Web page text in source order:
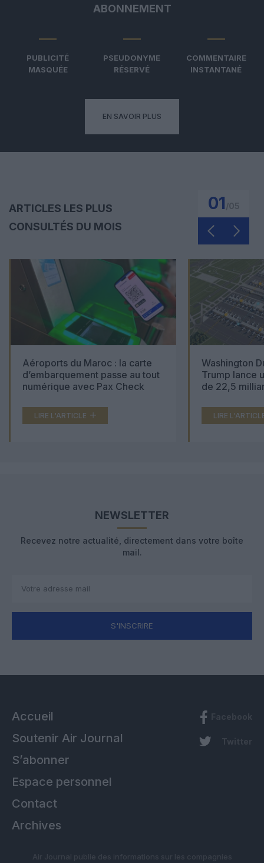
ABONNEMENT
PUBLICITÉ
MASQUÉE
PSEUDONYME
RÉSERVÉ
COMMENTAIRE
INSTANTANÉ
EN SAVOIR PLUS
ARTICLES LES PLUS
CONSULTÉS DU MOIS
01
Aéroports du Maroc : la carte
d’embarquement passe au tout
numérique avec Pax Check
LIRE L'ARTICLE
Washington
Trump lance
de 22,5
LIRE
NEWSLETTER
Recevez notre actualité, directement dans votre boîte
mail.
S'INSCRIRE
Accueil
Soutenir Air Journal
S’abonner
Espace personnel
Contact
Archives